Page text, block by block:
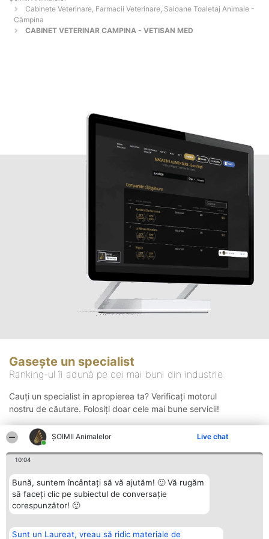
ŞOIMII Animalelor Live chat
10:04
Bună, suntem încântați să vă ajutăm! 🙂 Vă rugăm
să faceți clic pe subiectul de conversație
corespunzător! 🙂
Sunt un Laureat, vreau să ridic materiale de
Cabinete Veterinare, Farmacii Veterinare, Saloane Toaletaj Animale -
Câmpina
CABINET VETERINAR CAMPINA - VETISAN MED
Gasește un specialist
Ranking-ul îi adună pe cei mai buni din industrie
Cauți un specialist in apropierea ta? Verificați motorul
nostru de căutare. Folosiți doar cele mai bune servicii!
Organizator Ranking Plebiscyt Contact